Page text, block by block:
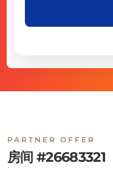
PARTNER OFFER
房间 #26683321